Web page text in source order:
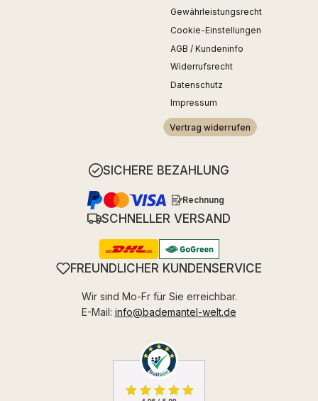
Gewährleistungsrecht
Cookie-Einstellungen
AGB / Kundeninfo
Widerrufsrecht
Datenschutz
Impressum
Vertrag widerrufen
SICHERE BEZAHLUNG
Rechnung
SCHNELLER VERSAND
FREUNDLICHER KUNDENSERVICE
Wir sind Mo-Fr für Sie erreichbar.
E-Mail: info@bademantel-welt.de